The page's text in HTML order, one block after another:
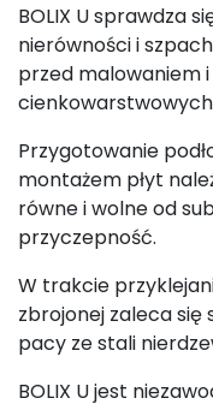
BOLIX U sprawdza
nierówności i
przed malowaniem
Przygotowanie
montażem płyt
równe i wolne od
przyczepność.
W trakcie
zbrojonej zaleca się
pacy ze stali
BOLIX U jest